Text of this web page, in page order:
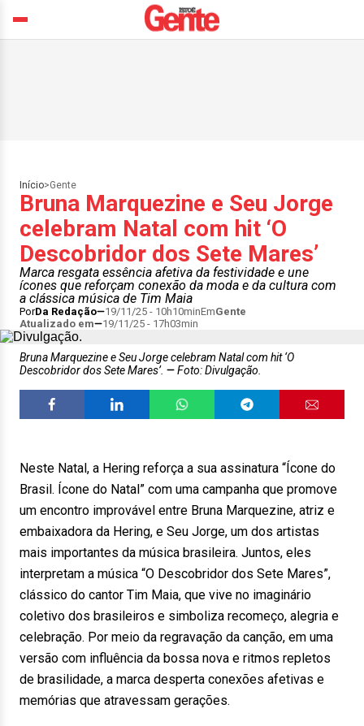
Início>Gente
Bruna Marquezine e Seu Jorge
celebram Natal com hit ‘O
Descobridor dos Sete Mares’
Marca resgata essência afetiva da festividade e une
ícones que reforçam conexão da moda e da cultura com
a clássica música de Tim Maia
PorDa Redação 19/11/25 - 10h10minEmGente
Atualizado em
19/11/25 - 17h03min
Bruna Marquezine e Seu Jorge celebram Natal com hit ‘O
Descobridor dos Sete Mares’.
Foto: Divulgação.
Neste Natal, a Hering reforça a sua assinatura “Ícone do
Brasil. Ícone do Natal” com uma campanha que promove
um encontro improvável entre Bruna Marquezine, atriz e
embaixadora da Hering, e Seu Jorge, um dos artistas
mais importantes da música brasileira. Juntos, eles
interpretam a música “O Descobridor dos Sete Mares”,
clássico do cantor Tim Maia, que vive no imaginário
coletivo dos brasileiros e simboliza recomeço, alegria e
celebração. Por meio da regravação da canção, em uma
versão com influência da bossa nova e ritmos repletos
de brasilidade, a marca desperta conexões afetivas e
memórias que atravessam gerações.